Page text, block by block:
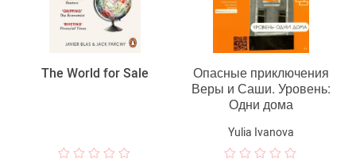
The World for Sale
Опасные приключения
Веры и Саши. Уровень:
Одни дома
Yulia Ivanova